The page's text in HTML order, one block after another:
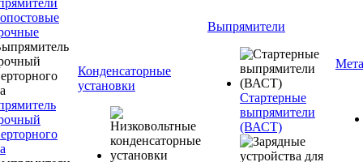
Конденсаторные
установки
Выпрямители
Стартерные
выпрямители
(ВАСТ)